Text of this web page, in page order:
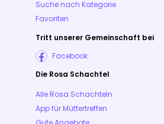
Suche nach Kategorie
Favoriten
Tritt unserer Gemeinschaft bei
Facebook
Die Rosa Schachtel
Alle Rosa Schachteln
App für Müttertreffen